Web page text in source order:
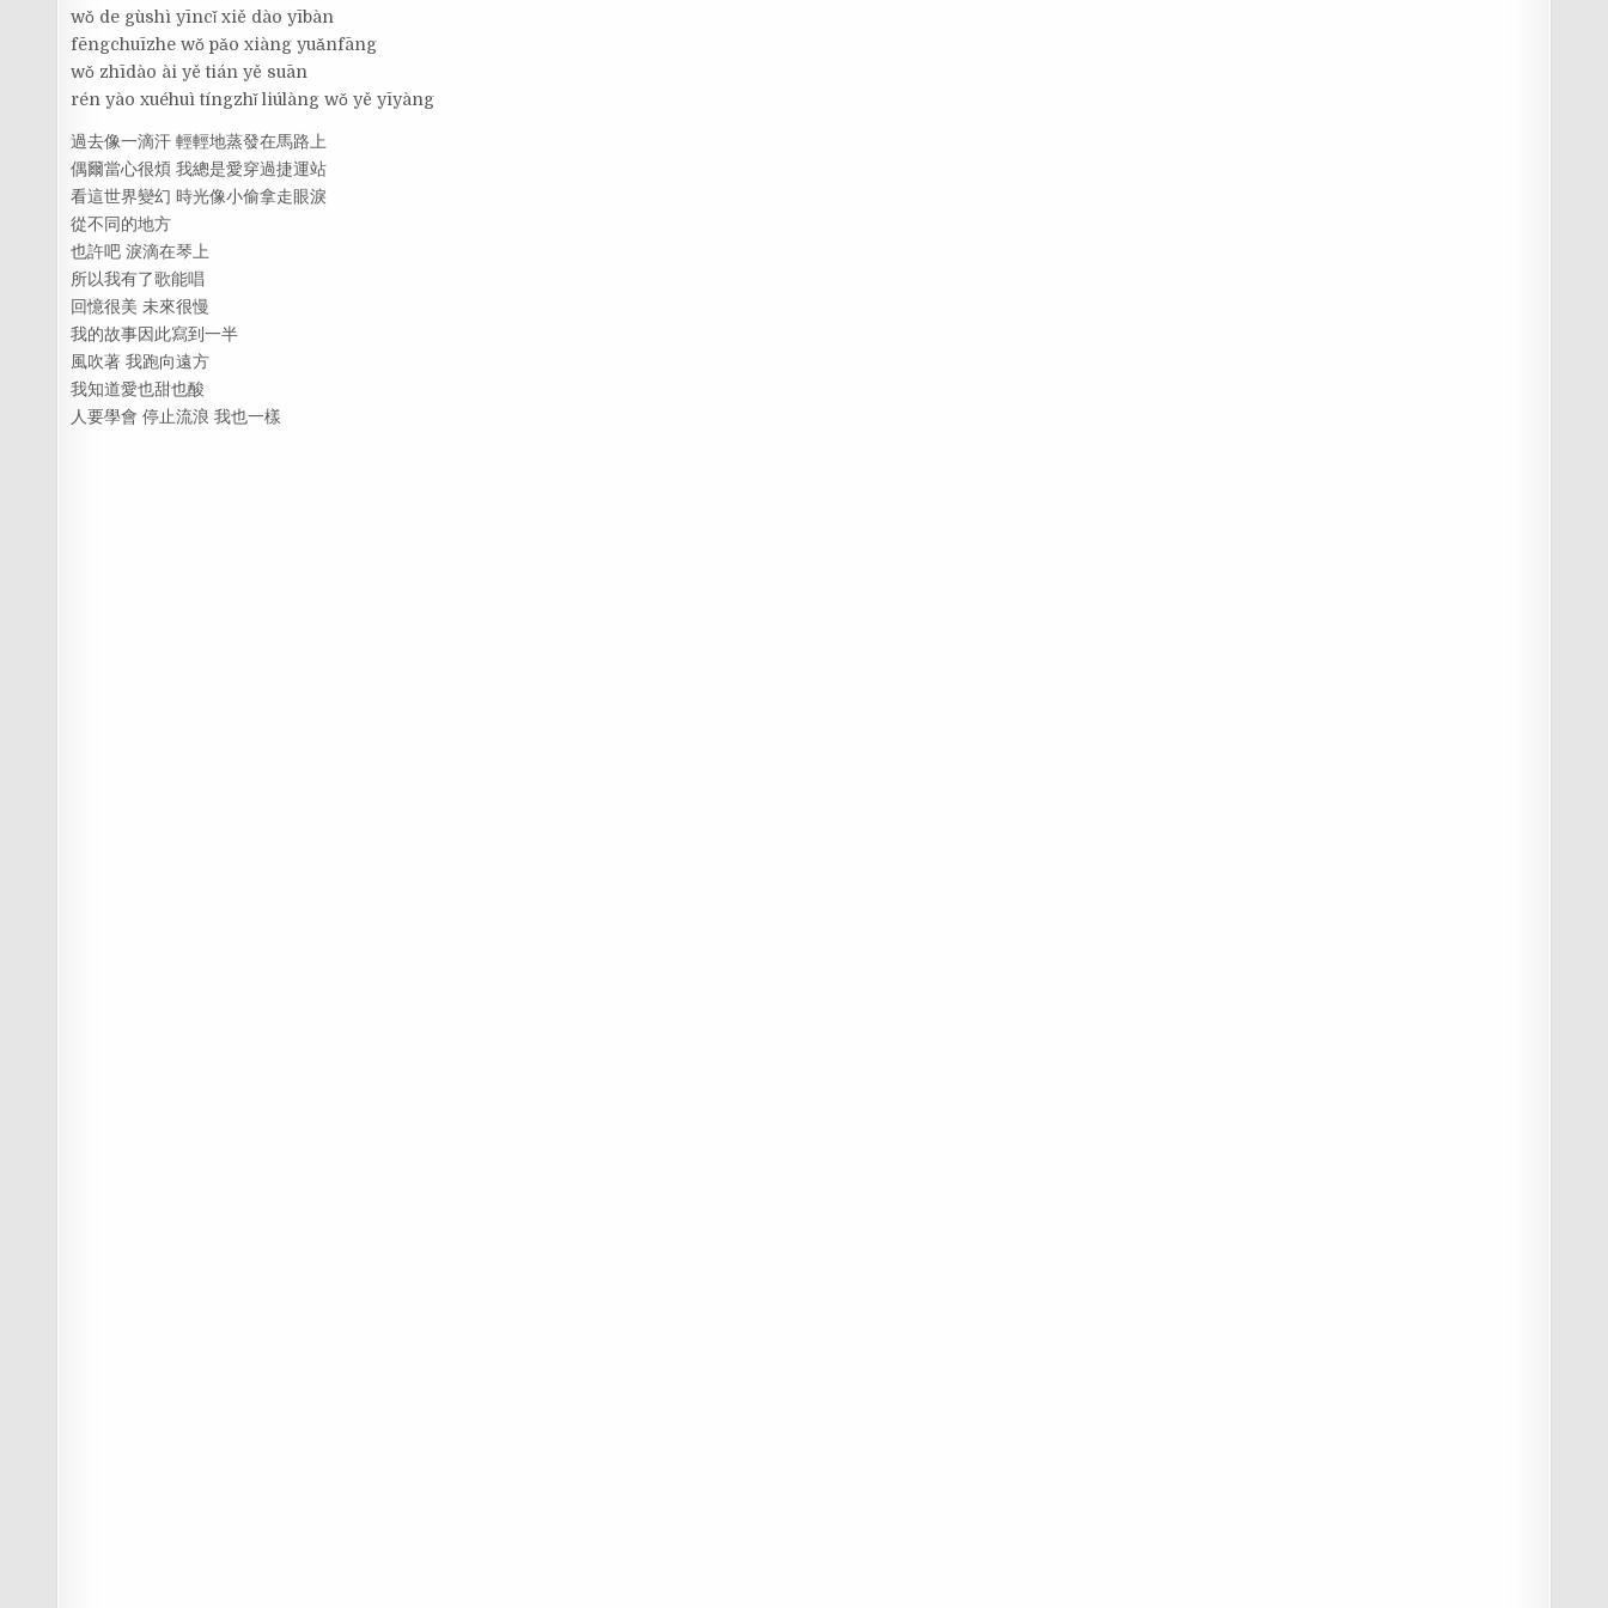
wǒ de gùshì yīncǐ xiě dào yībàn
fēngchuīzhe wǒ pǎo xiàng yuǎnfāng
wǒ zhīdào ài yě tián yě suān
rén yào xuéhuì tíngzhǐ liúlàng wǒ yě yīyàng
過去像一滴汗 輕輕地蒸發在馬路上
偶爾當心很煩 我總是愛穿過捷運站
看這世界變幻 時光像小偷拿走眼淚
從不同的地方
也許吧 淚滴在琴上
所以我有了歌能唱
回憶很美 未來很慢
我的故事因此寫到一半
風吹著 我跑向遠方
我知道愛也甜也酸
人要學會 停止流浪 我也一樣